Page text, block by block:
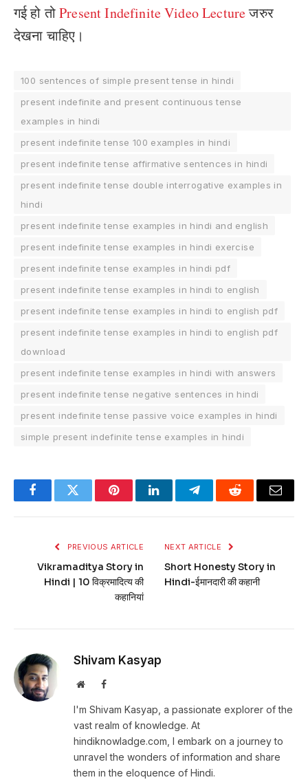
गई हो तोPresent Indefinite Video Lectureजरुर
देखना चाहिए।
100 sentences of simple present tense in hindi
present indefinite and present continuous tense
examples in hindi
present indefinite tense 100 examples in hindi
present indefinite tense affirmative sentences in hindi
present indefinite tense double interrogative examples in
hindi
present indefinite tense examples in hindi and english
present indefinite tense examples in hindi exercise
present indefinite tense examples in hindi pdf
present indefinite tense examples in hindi to english
present indefinite tense examples in hindi to english pdf
present indefinite tense examples in hindi to english pdf
download
present indefinite tense examples in hindi with answers
present indefinite tense negative sentences in hindi
present indefinite tense passive voice examples in hindi
simple present indefinite tense examples in hindi
FacebookTwitter PinterestLinkedInTelegramReddit Email
PREVIOUS ARTICLE
Vikramaditya Story in
Hindi | 10 विक्रमादित्य की
कहानियां
NEXT ARTICLE
Short Honesty Story in
Hindi-ईमानदारी की कहानी
Shivam Kasyap
WebsiteFacebook
I'm Shivam Kasyap, a passionate explorer of the
vast realm of knowledge. At
hindiknowladge.com, I embark on a journey to
unravel the wonders of information and share
them in the eloquence of Hindi.